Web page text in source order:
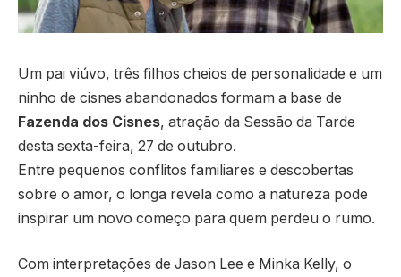
Um pai viúvo, três filhos cheios de personalidade e um
ninho de cisnes abandonados formam a base de
Fazenda dos Cisnes, atração da Sessão da Tarde
desta sexta-feira, 27 de outubro.
Entre pequenos conflitos familiares e descobertas
sobre o amor, o longa revela como a natureza pode
inspirar um novo começo para quem perdeu o rumo.
Com interpretações de Jason Lee e Minka Kelly, o